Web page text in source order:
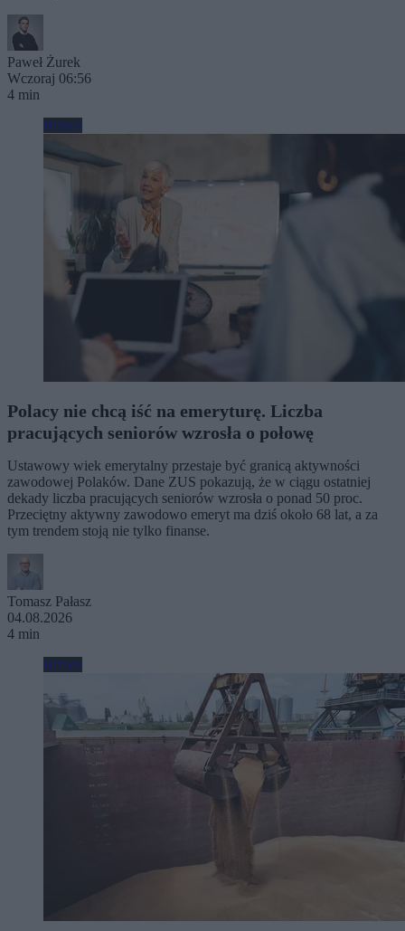
Paweł Żurek
Wczoraj 06:56
4 min
Biznes
Polacy nie chcą iść na emeryturę. Liczba
pracujących seniorów wzrosła o połowę
Ustawowy wiek emerytalny przestaje być granicą aktywności
zawodowej Polaków. Dane ZUS pokazują, że w ciągu ostatniej
dekady liczba pracujących seniorów wzrosła o ponad 50 proc.
Przeciętny aktywny zawodowo emeryt ma dziś około 68 lat, a za
tym trendem stoją nie tylko finanse.
Tomasz Pałasz
04.08.2026
4 min
Biznes